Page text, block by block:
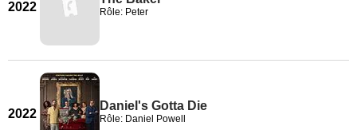
2022 Rôle: Peter
2022
Daniel's Gotta Die
Rôle: Daniel Powell